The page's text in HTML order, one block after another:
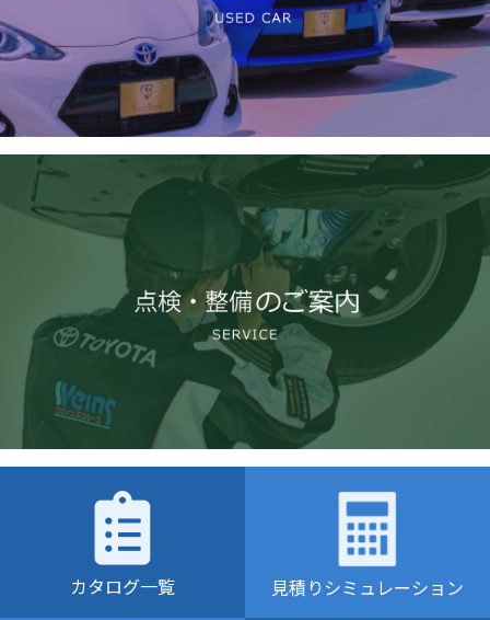
カタログ一覧 見積りシミュレーション